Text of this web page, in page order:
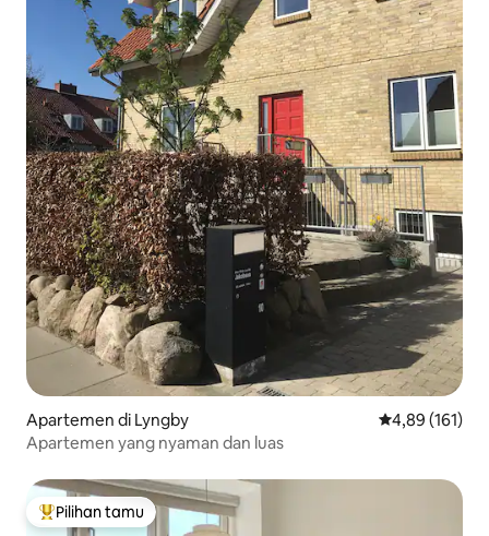
Apartemen di Lyngby Nilai rata-rata
4,89 (161)
Apartemen yang nyaman dan luas
Pilihan tamu terpopuler
Pilihan tamu